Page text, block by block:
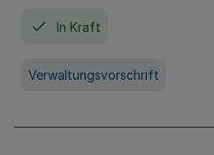
In Kraft
Verwaltungsvorschrift